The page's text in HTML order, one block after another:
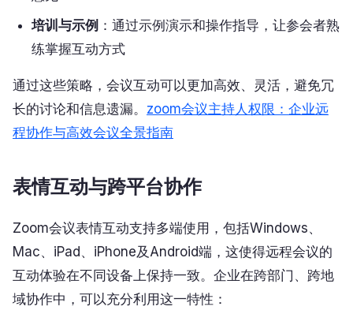
培训与示例 ：通过示例演示和操作指导，让参会者熟
练掌握互动方式
通过这些策略，会议互动可以更加高效、灵活，避免冗
长的讨论和信息遗漏。 zoom会议主持人权限：企业远
程协作与高效会议全景指南
表情互动与跨平台协作
Zoom会议表情互动支持多端使用，包括Windows、
Mac、iPad、iPhone及Android端，这使得远程会议的
互动体验在不同设备上保持一致。企业在跨部门、跨地
域协作中，可以充分利用这一特性：